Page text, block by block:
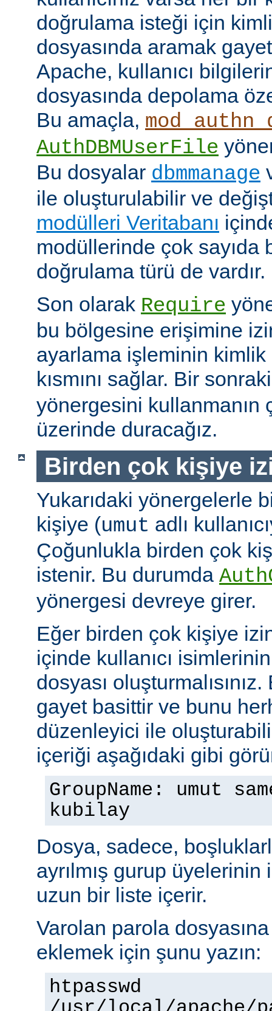
doğrulama isteği için
dosyasında aramak
Apache, kullanıcı
dosyasında depolama
Bu amaçla,
AuthDBMUserFile
Bu dosyalar dbmmanage
ile oluşturulabilir ve
modülleri Veritabanı
modüllerinde çok sayıda
doğrulama türü de vardır.
Son olarak Require
bu bölgesine erişimine
ayarlama işleminin kimlik
kısmını sağlar. Bir
yönergesini kullanmanın
üzerinde duracağız.
Birden çok kişiye
Yukarıdaki yönergelerle
kişiye (umut adlı
Çoğunlukla birden çok
istenir. Bu durumda
yönergesi devreye girer.
Eğer birden çok kişiye
içinde kullanıcı
dosyası
gayet basittir ve bunu
düzenleyici ile
içeriği aşağıdaki gibi
GroupName: umut
kubilay
Dosya, sadece,
ayrılmış gurup
uzun bir liste içerir.
Varolan parola dosyasına
eklemek için şunu yazın:
htpasswd